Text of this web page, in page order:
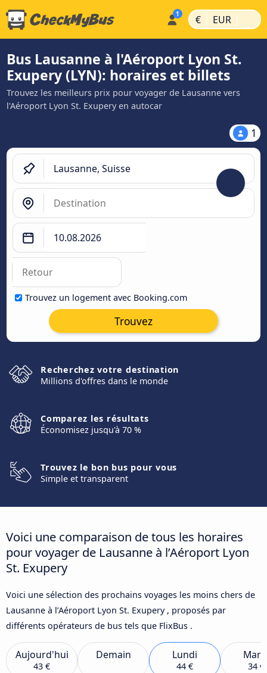
€ | EUR |
Bus Lausanne à l'Aéroport Lyon St.
Exupery (LYN): horaires et billets
Trouvez les meilleurs prix pour voyager de Lausanne vers
l'Aéroport Lyon St. Exupery en autocar
1
Trouvez un logement avec Booking.com
Trouvez
Recherchez votre destination
Millions d'offres dans le monde
Comparez les résultats
Économisez jusqu'à 70 %
Trouvez le bon bus pour vous
Simple et transparent
Voici une comparaison de tous les horaires
pour voyager de Lausanne à l’Aéroport Lyon
St. Exupery
Voici une sélection des prochains voyages les moins chers de
Lausanne à l’Aéroport Lyon St. Exupery , proposés par
différents opérateurs de bus tels que FlixBus .
Aujourd'hui
43 €
Demain Lundi
44 € 34 €